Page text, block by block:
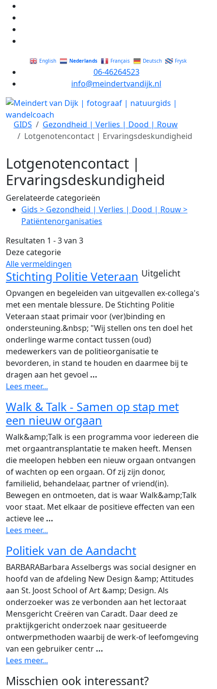
English Nederlands Français Deutsch Frysk
06-46264523
info@meindertvandijk.nl
GIDS
Gezondheid | Verlies | Dood | Rouw
Lotgenotencontact | Ervaringsdeskundigheid
Lotgenotencontact |
Ervaringsdeskundigheid
Gerelateerde categorieën
Gids > Gezondheid | Verlies | Dood | Rouw>
Patiëntenorganisaties
Resultaten 1 - 3 van 3
Deze categorie
Alle vermeldingen
Stichting Politie Veteraan Uitgelicht
Opvangen en begeleiden van uitgevallen ex-collega's
met een mentale blessure. De Stichting Politie
Veteraan staat primair voor (ver)binding en
ondersteuning.&nbsp; "Wij stellen ons ten doel het
onderlinge warme contact tussen (oud)
medewerkers van de politieorganisatie te
bevorderen, in stand te houden en daarmee bij te
dragen aan het gevoel ...
Lees meer...
Walk & Talk - Samen op stap met
een nieuw orgaan
Walk&amp;Talk is een programma voor iedereen die
met orgaantransplantatie te maken heeft. Mensen
die meelopen hebben een nieuw orgaan ontvangen
of wachten op een orgaan. Of zij zijn donor,
familielid, behandelaar, partner of vriend(in).
Bewegen en ontmoeten, dat is waar Walk&amp;Talk
voor staat. Met elkaar de positieve effecten van een
actieve lee ...
Lees meer...
Politiek van de Aandacht
BARBARABarbara Asselbergs was social designer en
hoofd van de afdeling New Design &amp; Attitudes
aan St. Joost School of Art &amp; Design. Als
onderzoeker was ze verbonden aan het lectoraat
Mensgericht Creëren van Caradt. Daar deed ze
praktijkgericht onderzoek naar gesitueerde
ontwerpmethoden waarbij de werk-of leefomgeving
van een gebruiker centr ...
Lees meer...
Misschien ook interessant?